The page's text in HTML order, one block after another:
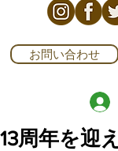
お問い合わせ
13周年を迎